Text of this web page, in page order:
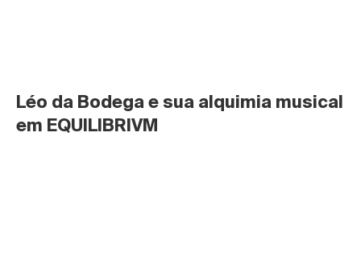
Léo da Bodega e sua alquimia musical
em EQUILIBRIVM